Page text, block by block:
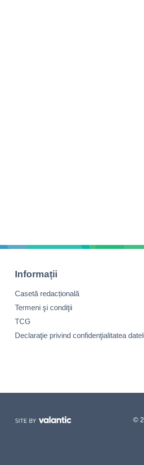
Informații
Casetă redacțională
Termeni şi condiţii
TCG
Declaraţie privind confidenţialitatea
©